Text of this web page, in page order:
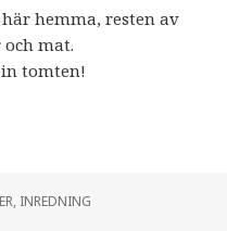
hemma, resten av
mat.
in tomten!
, INREDNING